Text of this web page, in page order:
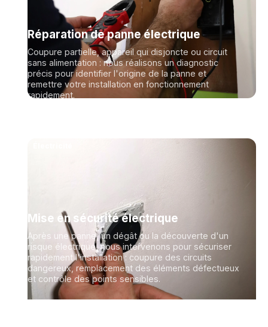
Réparation de panne électrique
Coupure partielle, appareil qui disjoncte ou circuit
sans alimentation : nous réalisons un diagnostic
précis pour identifier l'origine de la panne et
remettre votre installation en fonctionnement
rapidement.
Mise en sécurité électrique
Après une panne, un dégât ou la découverte d'un
risque électrique, nous intervenons pour sécuriser
rapidement l'installation : coupure des circuits
dangereux, remplacement des éléments défectueux
et contrôle des points sensibles.